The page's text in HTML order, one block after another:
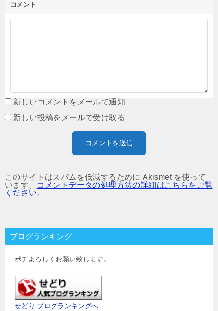
コメント
新しいコメントをメールで通知
新しい投稿をメールで受け取る
このサイトはスパムを低減するために Akismet を使って
います。
コメントデータの処理方法の詳細はこちらをご覧
ください 。
ブログランキング
ポチよろしくお願い致します。
せどり ブログランキングへ